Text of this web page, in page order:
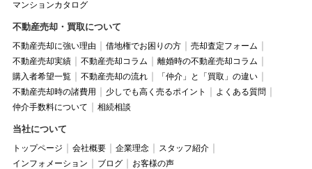
マンションカタログ
不動産売却・買取について
不動産売却に強い理由 借地権でお困りの方
売却査定フォーム
不動産売却実績
不動産売却コラム
離婚時の不動産売却コラム
購入者希望一覧
不動産売却の流れ
「仲介」と「買取」の違い
不動産売却時の諸費用
少しでも高く売るポイント
よくある質問
仲介手数料について
相続相談
当社について
トップページ 会社概要 企業理念
スタッフ紹介
インフォメーション
ブログ お客様の声